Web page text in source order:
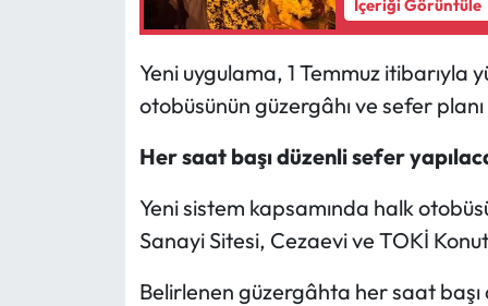
İçeriği Görüntüle
Yeni uygulama, 1 Temmuz
otobüsünün güzergâhı ve sefer
Her saat başı düzenli sefer
Yeni sistem kapsamında halk
Sanayi Sitesi, Cezaevi ve TOKİ
Belirlenen güzergâhta her saat
Ortaköy Haberleri
Osmancık Haberleri
Otomotiv